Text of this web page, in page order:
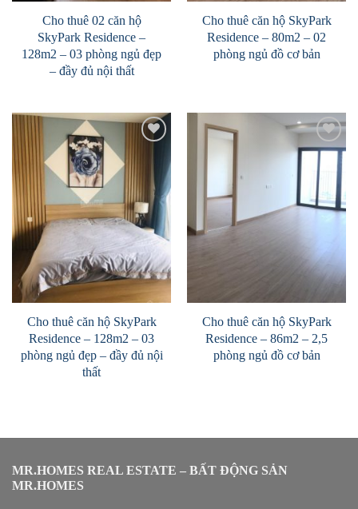
Cho thuê 02 căn hộ
SkyPark Residence –
128m2 – 03 phòng ngủ đẹp
– đầy đủ nội thất
Cho thuê căn hộ SkyPark
Residence – 80m2 – 02
phòng ngủ đồ cơ bản
Add to
Wishlist
Cho thuê căn hộ SkyPark
Residence – 128m2 – 03
phòng ngủ đẹp – đầy đủ nội
thất
Add to
Wishlist
Cho thuê căn hộ SkyPark
Residence – 86m2 – 2,5
phòng ngủ đồ cơ bản
MR.HOMES REAL ESTATE – BẤT ĐỘNG SẢN
MR.HOMES